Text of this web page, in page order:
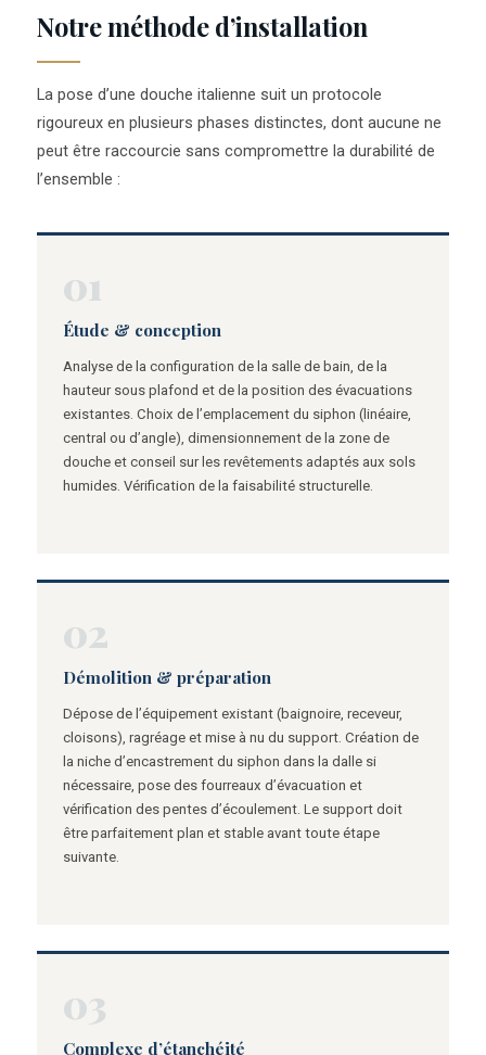
Notre méthode d’installation
La pose d’une douche italienne suit un protocole
rigoureux en plusieurs phases distinctes, dont aucune ne
peut être raccourcie sans compromettre la durabilité de
l’ensemble :
01
Étude & conception
Analyse de la configuration de la salle de bain, de la
hauteur sous plafond et de la position des évacuations
existantes. Choix de l’emplacement du siphon (linéaire,
central ou d’angle), dimensionnement de la zone de
douche et conseil sur les revêtements adaptés aux sols
humides. Vérification de la faisabilité structurelle.
02
Démolition & préparation
Dépose de l’équipement existant (baignoire, receveur,
cloisons), ragréage et mise à nu du support. Création de
la niche d’encastrement du siphon dans la dalle si
nécessaire, pose des fourreaux d’évacuation et
vérification des pentes d’écoulement. Le support doit
être parfaitement plan et stable avant toute étape
suivante.
03
Complexe d’étanchéité